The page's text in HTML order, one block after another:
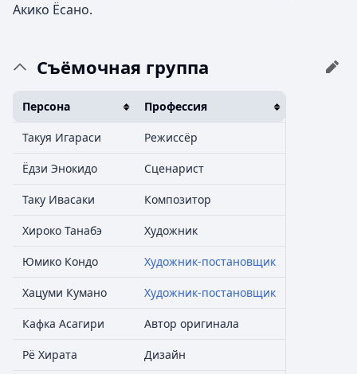
Акико Ёсано.
Съёмочная группа
Персона Профессия
Такуя Игараси Режиссёр
Ёдзи Энокидо Сценарист
Таку Ивасаки Композитор
Хироко Танабэ Художник
Юмико Кондо Художник-постановщик
Хацуми Кумано Художник-постановщик
Кафка Асагири Автор оригинала
Рё Хирата Дизайн